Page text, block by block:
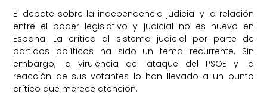
El debate sobre la independencia judicial y la relación
entre el poder legislativo y judicial no es nuevo en
España. La crítica al sistema judicial por parte de
partidos políticos ha sido un tema recurrente. Sin
embargo, la virulencia del ataque del PSOE y la
reacción de sus votantes lo han llevado a un punto
crítico que merece atención.